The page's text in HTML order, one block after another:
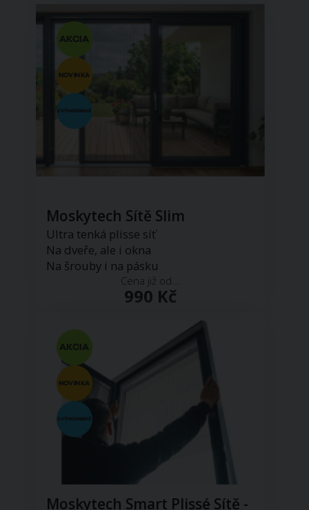
Moskytech Sítě Slim
Ultra tenká plisse síť
Na dveře, ale i okna
Na šrouby i na pásku
Cena již od...
990 Kč
Moskytech Smart Plissé Sítě -